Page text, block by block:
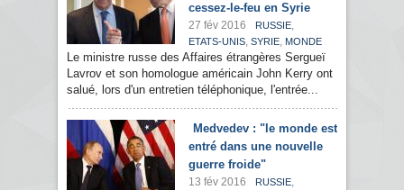
cessez-le-feu en Syrie
27 fév 2016 RUSSIE,
ETATS-UNIS, SYRIE, MONDE
Le ministre russe des Affaires étrangères Sergueï
Lavrov et son homologue américain John Kerry ont
salué, lors d'un entretien téléphonique, l'entrée...
Medvedev : "le monde est
entré dans une nouvelle
guerre froide"
13 fév 2016 RUSSIE,